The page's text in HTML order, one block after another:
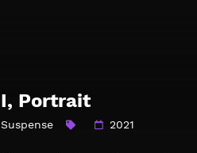
I, Portrait
Suspense 2021